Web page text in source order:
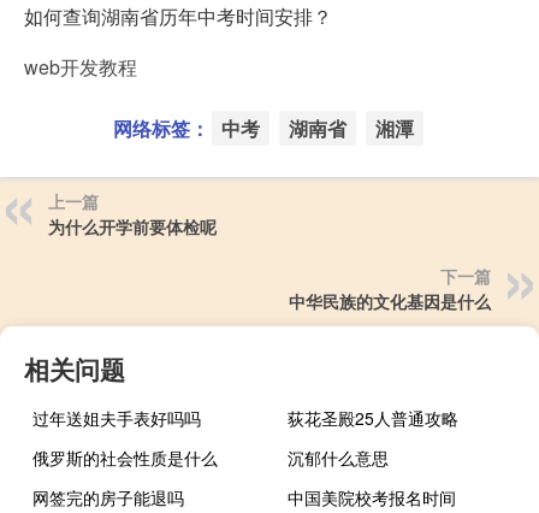
如何查询湖南省历年中考时间安排？
web开发教程
网络标签： 中考 湖南省 湘潭
上一篇
为什么开学前要体检呢
下一篇
中华民族的文化基因是什么
相关问题
过年送姐夫手表好吗吗
荻花圣殿25人普通攻略
俄罗斯的社会性质是什么
沉郁什么意思
网签完的房子能退吗
中国美院校考报名时间